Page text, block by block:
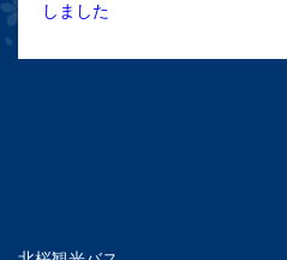
しました